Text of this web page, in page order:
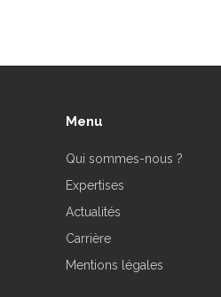
Menu
Qui sommes-nous ?
Expertises
Actualités
Carrière
Mentions légales